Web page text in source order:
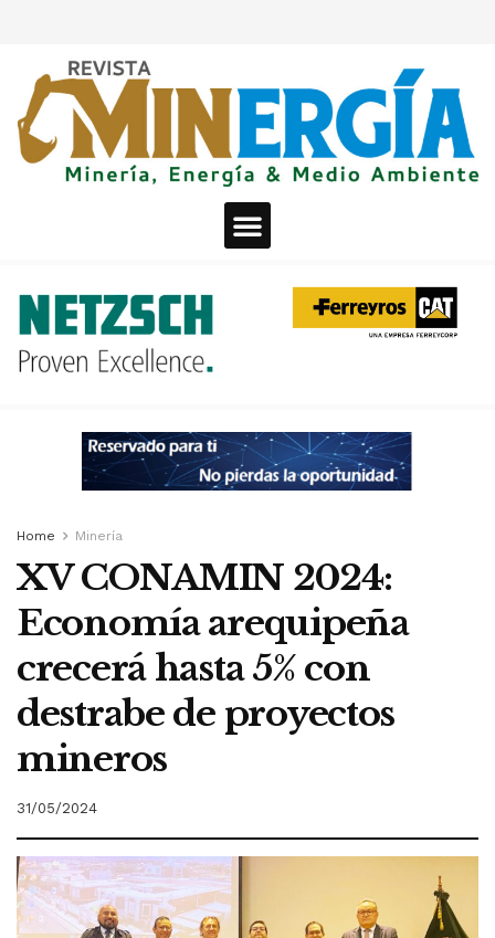
Home Minería
XV CONAMIN 2024:
Economía arequipeña
crecerá hasta 5% con
destrabe de proyectos
mineros
31/05/2024